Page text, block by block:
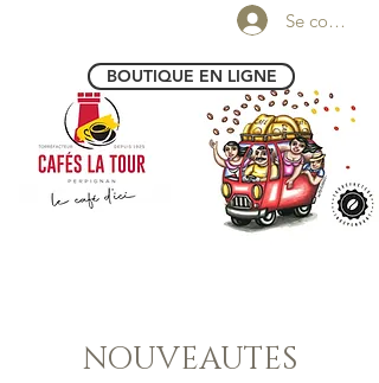
Se connecter
BOUTIQUE EN LIGNE
NOUVEAUTES